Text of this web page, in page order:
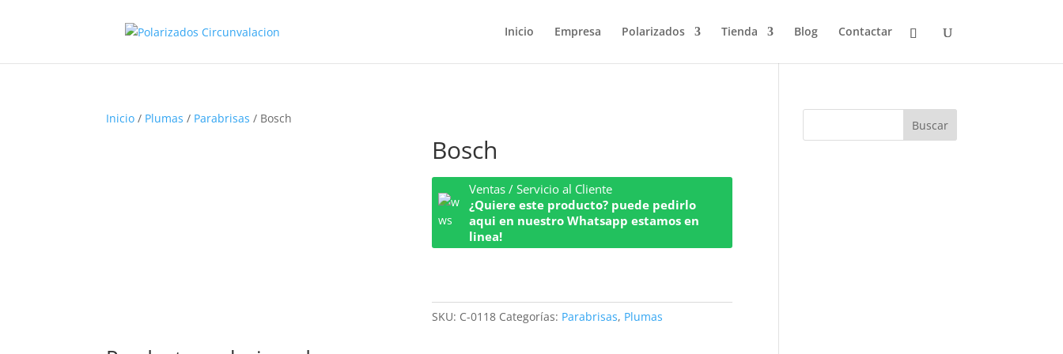
Inicio Empresa Polarizados Tienda Blog Contactar
Inicio / Plumas / Parabrisas / Bosch
Bosch
Ventas / Servicio al Cliente
¿Quiere este producto? puede pedirlo
aqui en nuestro Whatsapp estamos en
linea!
SKU: C-0118 Categorías: Parabrisas, Plumas
Buscar